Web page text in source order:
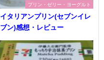
プリン・ゼリー・ヨーグルト
イタリアンプリン(セブンイレ
ブン)感想・レビュー